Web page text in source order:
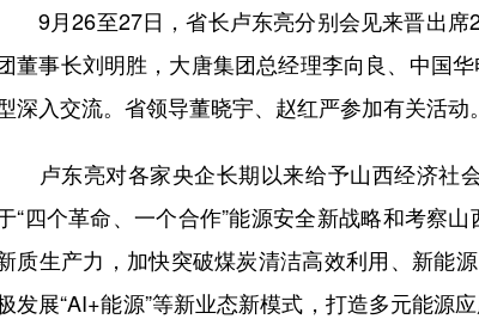
9月26至27日，省长卢东亮分别会见来晋出席
董事长刘明胜，大唐集团总经理李向良、中国
深入交流。省领导董晓宇、赵红严参加有关活动。
卢东亮对各家央企长期以来给予山西经济社
“四个革命、一个合作”能源安全新战略和考察
质生产力，加快突破煤炭清洁高效利用、新能
发展“AI+能源”等新业态新模式，打造多元能源